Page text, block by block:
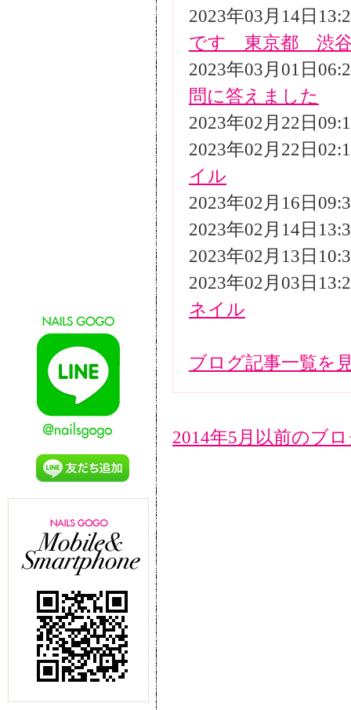
2023年03月14日
です 東京都 渋
2023年03月01日
問に答えました
2023年02月22日
2023年02月22日
イル
2023年02月16日
2023年02月14日
2023年02月13日
2023年02月03日
ネイル
ブログ記事一覧を
2014年5月以前のブ